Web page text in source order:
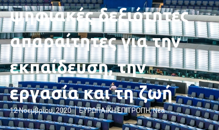
ψηφιακές δεξιότητες
απαραίτητες για την
εκπαίδευση, την
εργασία και τη ζωή
12 Νοεμβρίου, 2020 ΕΥΡΩΠΑΪΚΗ ΕΠΙΤΡΟΠΉ,Νέα